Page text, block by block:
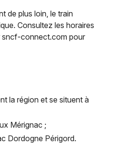
de plus loin, le train
Consultez les horaires
sncf-connect.com pour
la région et se situent à
Mérignac ;
Dordogne Périgord.